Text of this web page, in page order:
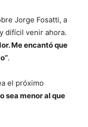
Jorge Fosatti, a
difícil venir ahora.
Me encantó que
.
el próximo
sea menor al que